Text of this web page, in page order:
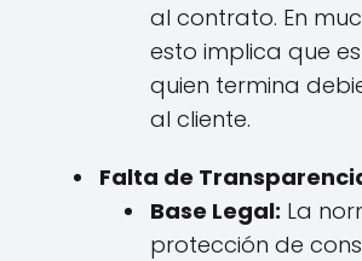
al contrato. En
esto implica que
quien termina
al cliente.
Falta de
Base Legal: La
protección de